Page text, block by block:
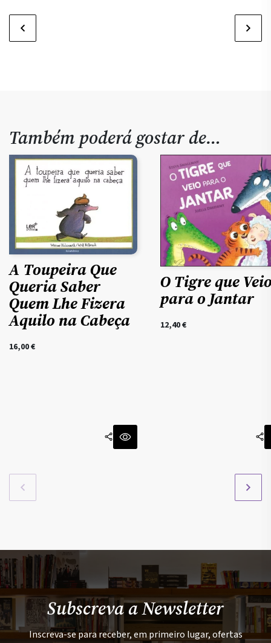
Também poderá gostar de…
A Toupeira Que
Queria Saber
Quem Lhe Fizera
Aquilo na Cabeça
16,00€
O Tigre que
para o Jantar
12,40€
Subscreva a Newsletter
Inscreva-se para receber, em primeiro lugar, ofertas